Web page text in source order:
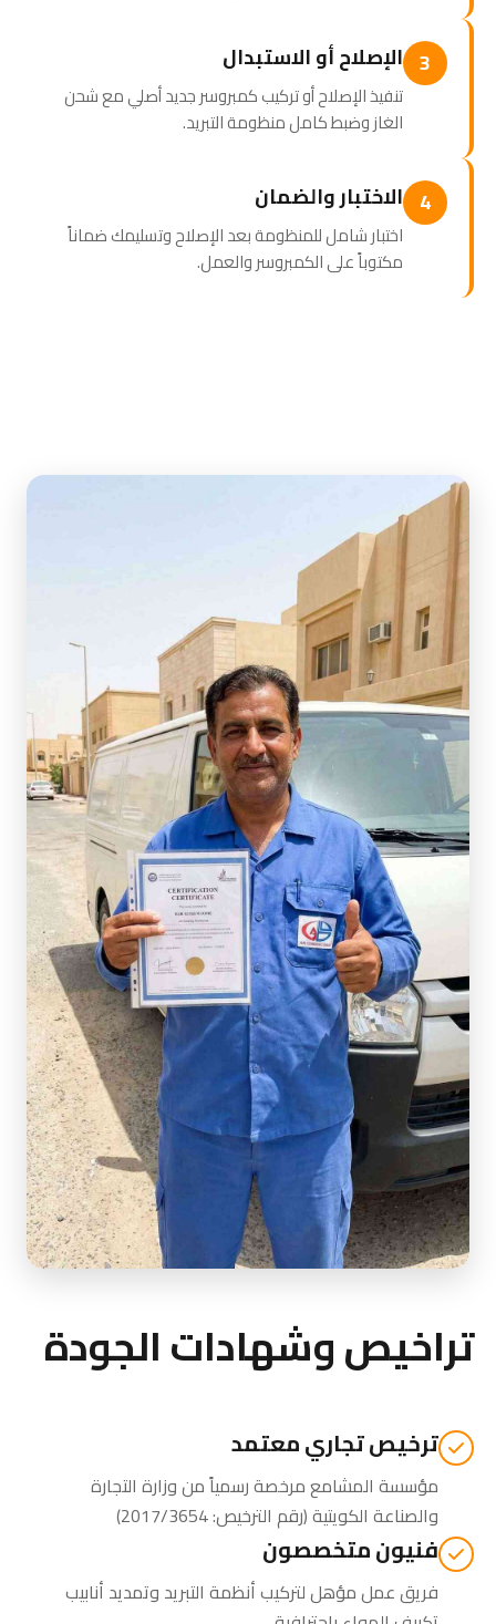
3 الإصلاح أو الاستبدال
تنفيذ الإصلاح أو تركيب كمبروسر جديد أصلي مع شحن
الغاز وضبط كامل منظومة التبريد.
4 الاختبار والضمان
اختبار شامل للمنظومة بعد الإصلاح وتسليمك ضماناً
مكتوباً على الكمبروسر والعمل.
تراخيص وشهادات الجودة
ترخيص تجاري معتمد
مؤسسة المشامع مرخصة رسمياً منوزارة التجارة
والصناعة الكويتية(رقم الترخيص: 2017/3654)
فنيون متخصصون
فريق عمل مؤهل لتركيب أنظمة التبريد وتمديد أنابيب